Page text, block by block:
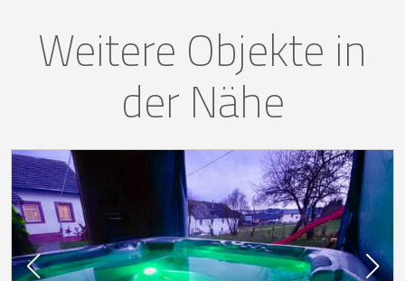
Weitere Objekte in
der Nähe